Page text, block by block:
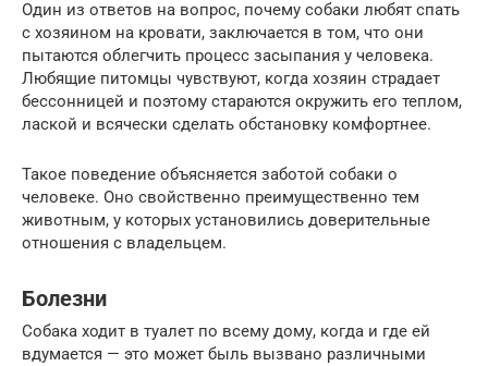
Один из ответов на вопрос, почему собаки любят спать
с хозяином на кровати, заключается в том, что они
пытаются облегчить процесс засыпания у человека.
Любящие питомцы чувствуют, когда хозяин страдает
бессонницей и поэтому стараются окружить его теплом,
лаской и всячески сделать обстановку комфортнее.
Такое поведение объясняется заботой собаки о
человеке. Оно свойственно преимущественно тем
животным, у которых установились доверительные
отношения с владельцем.
Болезни
Собака ходит в туалет по всему дому, когда и где ей
вдумается — это может быль вызвано различными